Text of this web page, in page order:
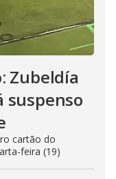
Zubeldía
suspenso
cartão do
feira (19)